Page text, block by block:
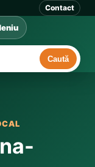
Contact
Caută